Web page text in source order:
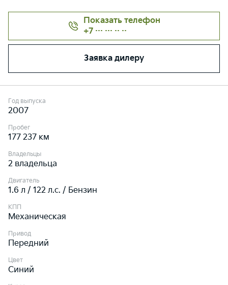
Показать телефон
+7 ··· ··· ·· ··
Заявка дилеру
Год выпуска
2007
Пробег
177 237 км
Владельцы
2 владельца
Двигатель
1.6 л / 122 л.c. / Бензин
КПП
Механическая
Привод
Передний
Цвет
Синий